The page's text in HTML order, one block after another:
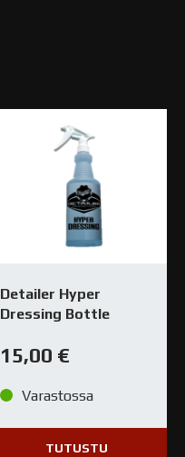
Detailer Hyper
Dressing Bottle
15,00 €
Varastossa
TUTUSTU